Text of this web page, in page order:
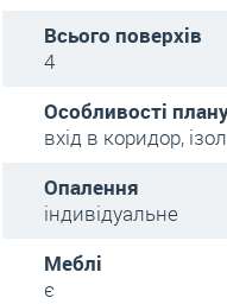
Всього поверхів
4
Особливості
вхід в коридор,
Опалення
індивідуальне
Меблі
є